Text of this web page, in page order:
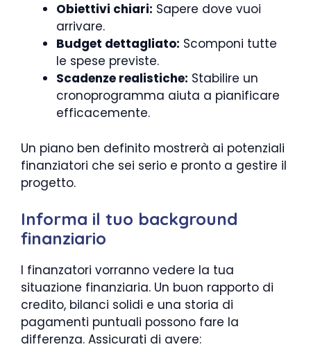
Obiettivi chiari: Sapere dove vuoi
arrivare.
Budget dettagliato: Scomponi tutte
le spese previste.
Scadenze realistiche: Stabilire un
cronoprogramma aiuta a pianificare
efficacemente.
Un piano ben definito mostrerà ai potenziali
finanziatori che sei serio e pronto a gestire il
progetto.
Informa il tuo background
finanziario
I finanzatori vorranno vedere la tua
situazione finanziaria. Un buon rapporto di
credito, bilanci solidi e una storia di
pagamenti puntuali possono fare la
differenza. Assicurati di avere: